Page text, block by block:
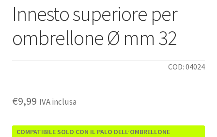
Innesto superiore per
ombrellone Ø mm 32
COD: 04024
€9,99 IVA inclusa
COMPATIBILE SOLO CON IL PALO DELL’OMBRELLONE